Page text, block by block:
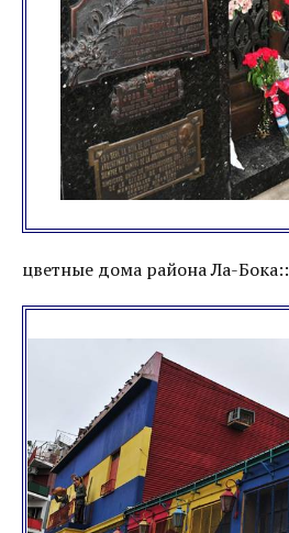
цветные дома района Ла-Бока::